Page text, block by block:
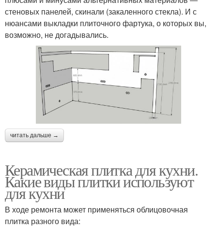
стеновых панелей, скинали (закаленного стекла). И с
нюансами выкладки плиточного фартука, о которых вы,
возможно, не догадывались.
читать дальше →
Керамическая плитка для кухни.
Какие виды плитки используют
для кухни
В ходе ремонта может применяться облицовочная
плитка разного вида: